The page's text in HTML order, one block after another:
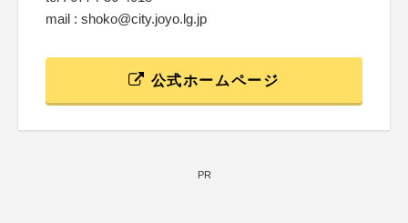
mail : shoko@city.joyo.lg.jp
公式ホームページ
PR